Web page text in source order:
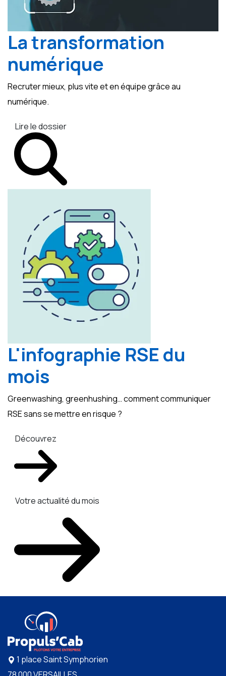
La transformation
numérique
Recruter mieux, plus vite et en équipe grâce au
numérique.
Lire le dossier
L'infographie RSE du
mois
Greenwashing, greenhushing… comment communiquer
RSE sans se mettre en risque ?
Découvrez
Votre actualité du mois
1 place Saint Symphorien